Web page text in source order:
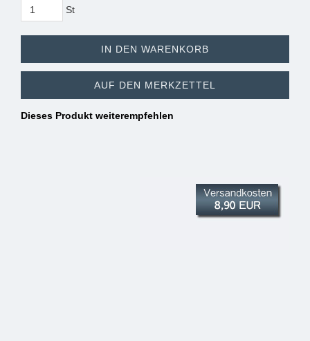
St
IN DEN WARENKORB
AUF DEN MERKZETTEL
Dieses Produkt weiterempfehlen